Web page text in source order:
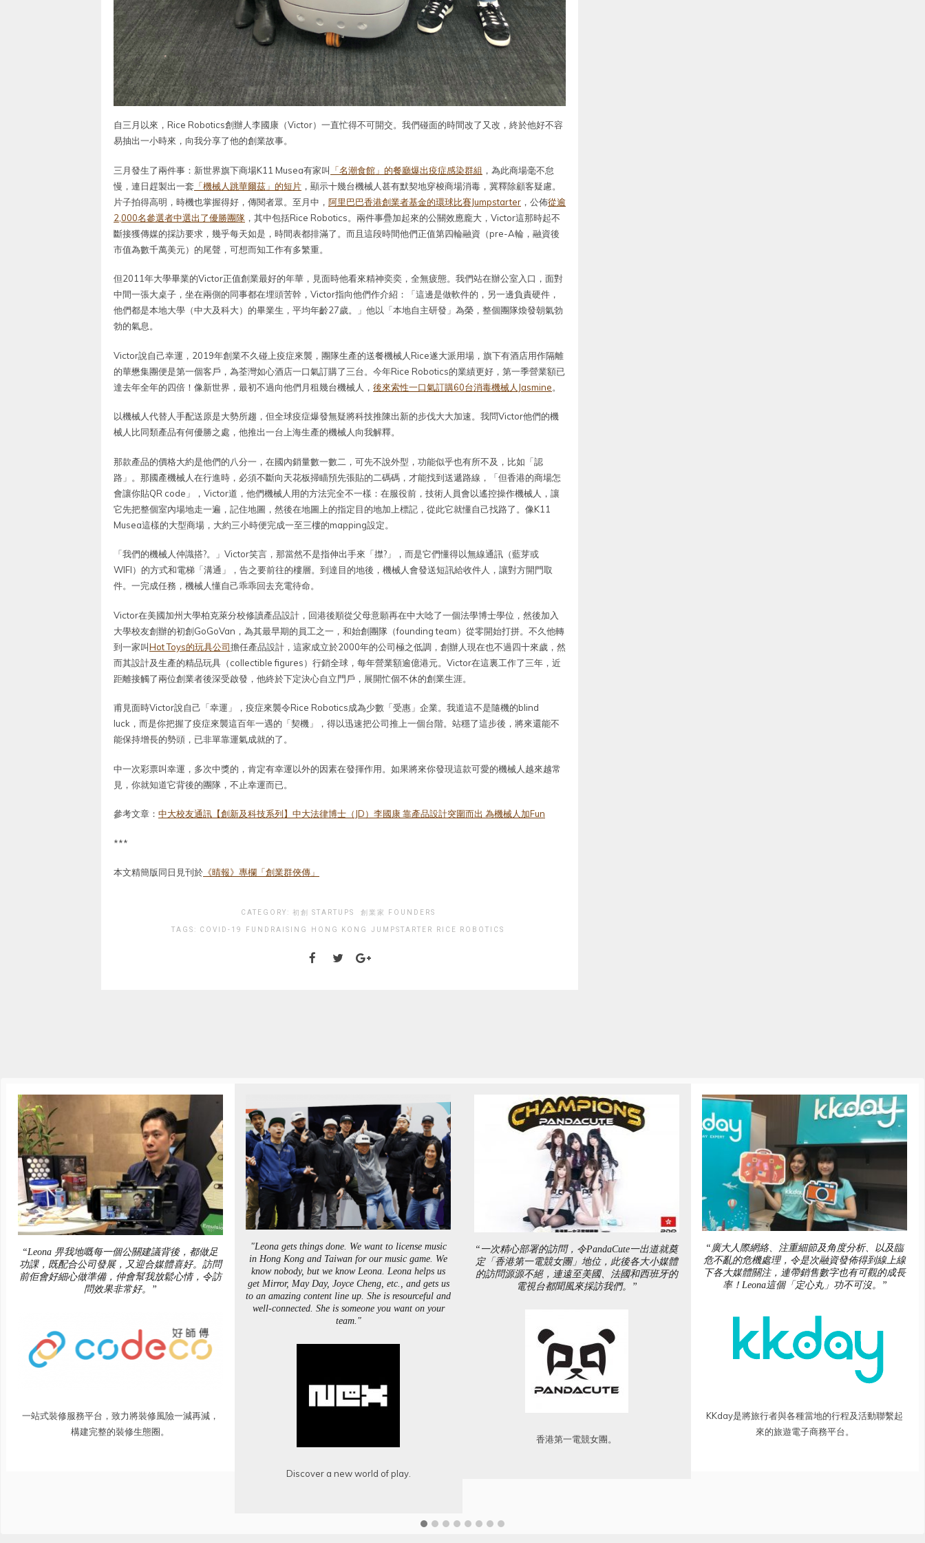
自三月以來，Rice Robotics創辦人李國康（Victor）一直忙得不可開交。我們碰面的時間改了又改，終於他好不容
易抽出一小時來，向我分享了他的創業故事。
三月發生了兩件事：新世界旗下商場K11 Musea有家叫 「名潮食館」的餐廳爆出疫症感染群組 ，為此商場毫不怠
慢，連日趕製出一套 「機械人跳華爾茲」的短片 ，顯示十幾台機械人甚有默契地穿梭商場消毒，冀釋除顧客疑慮。
片子拍得高明，時機也掌握得好，傳閱者眾。至月中， 阿里巴巴香港創業者基金的環球比賽Jumpstarter ，公佈從逾
2,000名參選者中選出了優勝團隊 ，其中包括Rice Robotics。兩件事疊加起來的公關效應龐大，Victor這那時起不
斷接獲傳媒的採訪要求，幾乎每天如是，時間表都排滿了。而且這段時間他們正值第四輪融資（pre-A輪，融資後
市值為數千萬美元）的尾聲，可想而知工作有多繁重。
但2011年大學畢業的Victor正值創業最好的年華，見面時他看來精神奕奕，全無疲態。我們站在辦公室入口，面對
中間一張大桌子，坐在兩側的同事都在埋頭苦幹，Victor指向他們作介紹：「這邊是做軟件的，另一邊負責硬件，
他們都是本地大學（中大及科大）的畢業生，平均年齡27歲。」他以「本地自主研發」為榮，整個團隊煥發朝氣勃
勃的氣息。
Victor說自己幸運，2019年創業不久碰上疫症來襲，團隊生產的送餐機械人Rice遂大派用場，旗下有酒店用作隔離
的華懋集團便是第一個客戶，為荃灣如心酒店一口氣訂購了三台。今年Rice Robotics的業績更好，第一季營業額已
達去年全年的四倍！像新世界，最初不過向他們月租幾台機械人， 後來索性一口氣訂購60台消毒機械人Jasmine。
以機械人代替人手配送原是大勢所趨，但全球疫症爆發無疑將科技推陳出新的步伐大大加速。我問Victor他們的機
械人比同類產品有何優勝之處，他推出一台上海生產的機械人向我解釋。
那款產品的價格大約是他們的八分一，在國內銷量數一數二，可先不說外型，功能似乎也有所不及，比如「認
路」。那國產機械人在行進時，必須不斷向天花板掃瞄預先張貼的二碼碼，才能找到送遞路線，「但香港的商場怎
會讓你貼QR code」，Victor道，他們機械人用的方法完全不一樣：在服役前，技術人員會以遙控操作機械人，讓
它先把整個室內場地走一遍，記住地圖，然後在地圖上的指定目的地加上標記，從此它就懂自己找路了。像K11
Musea這樣的大型商場，大約三小時便完成一至三樓的mapping設定。
「我們的機械人仲識搭?。」Victor笑言，那當然不是指伸出手來「㩒?」，而是它們懂得以無線通訊（藍芽或
WIFI）的方式和電梯「溝通」，告之要前往的樓層。到達目的地後，機械人會發送短訊給收件人，讓對方開門取
件。一完成任務，機械人懂自己乖乖回去充電待命。
Victor在美國加州大學柏克萊分校修讀產品設計，回港後順從父母意願再在中大唸了一個法學博士學位，然後加入
大學校友創辦的初創GoGoVan，為其最早期的員工之一，和始創團隊（founding team）從零開始打拼。不久他轉
到一家叫Hot Toys的玩具公司擔任產品設計，這家成立於2000年的公司極之低調，創辦人現在也不過四十來歲，然
而其設計及生產的精品玩具（collectible figures）行銷全球，每年營業額逾億港元。Victor在這裏工作了三年，近
距離接觸了兩位創業者後深受啟發，他終於下定決心自立門戶，展開忙個不休的創業生涯。
甫見面時Victor說自己「幸運」，疫症來襲令Rice Robotics成為少數「受惠」企業。我道這不是隨機的blind
luck，而是你把握了疫症來襲這百年一遇的「契機」，得以迅速把公司推上一個台階。站穩了這步後，將來還能不
能保持增長的勢頭，已非單靠運氣成就的了。
中一次彩票叫幸運，多次中獎的，肯定有幸運以外的因素在發揮作用。如果將來你發現這款可愛的機械人越來越常
見，你就知道它背後的團隊，不止幸運而已。
參考文章： 中大校友通訊【創新及科技系列】中大法律博士（JD）李國康 靠產品設計突圍而出 為機械人加Fun
***
本文精簡版同日見刊於 《晴報》專欄「創業群俠傳」
CATEGORY: 初創 STARTUPS 創業家 FOUNDERS
TAGS: COVID-19 FUNDRAISING HONG KONG JUMPSTARTER RICE ROBOTICS
“Leona 畀我地嘅每一個公關建議背後，都做足
功課，既配合公司發展，又迎合媒體喜好。訪問
前佢會好細心做準備，仲會幫我放鬆心情，令訪
問效果非常好。”
一站式裝修服務平台，致力將裝修風險一減再減，
構建完整的裝修生態圈。
"Leona gets things done. We want to license music
in Hong Kong and Taiwan for our music game. We
know nobody, but we know Leona. Leona helps us
get Mirror, May Day, Joyce Cheng, etc., and gets us
to an amazing content line up. She is resourceful and
well-connected. She is someone you want on your
team."
Discover a new world of play.
“一次精心部署的訪問，令PandaCute一出道就奠
定「香港第一電競女團」地位，此後各大小媒體
的訪問源源不絕，連遠至美國、法國和西班牙的
電視台都聞風來採訪我們。”
香港第一電競女團。
“廣大人際網絡、注重細節及角度分析、以及臨
危不亂的危機處理，令是次融資發佈得到線上線
下各大媒體關注，連帶銷售數字也有可觀的成長
率！Leona這個「定心丸」功不可沒。”
KKday是將旅行者與各種當地的行程及活動聯繫起
來的旅遊電子商務平台。